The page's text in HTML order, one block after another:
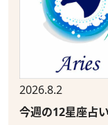
2026.8.2
今週の12星座占